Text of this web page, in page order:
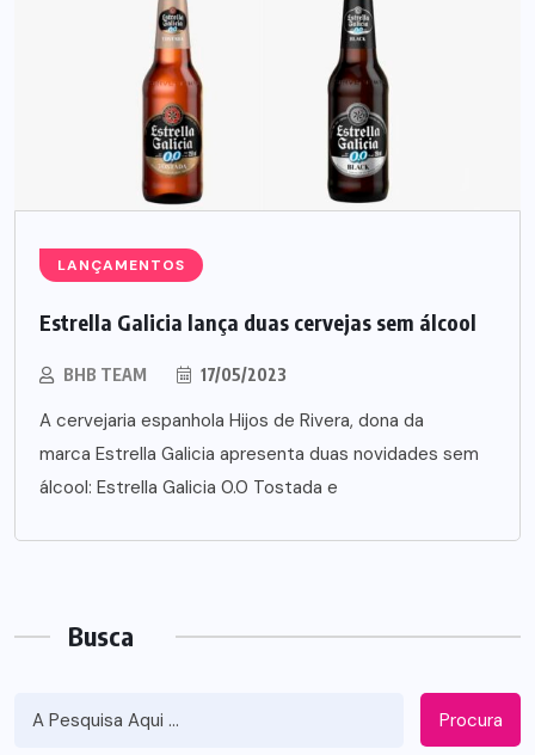
LANÇAMENTOS
Estrella Galicia lança duas cervejas sem álcool
BHB TEAM 17/05/2023
A cervejaria espanhola Hijos de Rivera, dona da
marca Estrella Galicia apresenta duas novidades sem
álcool: Estrella Galicia 0.0 Tostada e
Busca
Procura